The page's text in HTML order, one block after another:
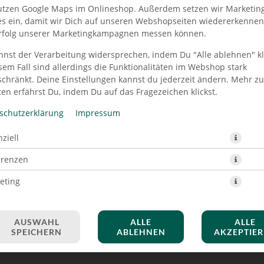
Google Maps im Onlineshop. Außerdem setzen wir
ein, damit wir Dich auf unseren Webshopseiten
unserer Marketingkampagnen messen können.
der Verarbeitung widersprechen, indem Du "Alle ablehnen"
Fall sind allerdings die Funktionalitäten im Webshop stark
Deine Einstellungen kannst du jederzeit ändern. Mehr
erfährst Du, indem Du auf das Fragezeichen klickst.
Impressum
AUSWAHL
SPEICHERN
ALLE
ABLEHNEN
ALLE
BURGER EXTRA